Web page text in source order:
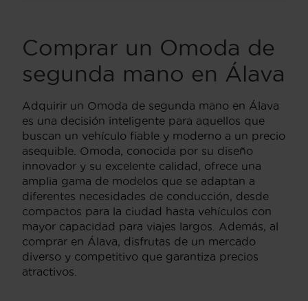
Comprar un Omoda de
segunda mano en Álava
Adquirir un Omoda de segunda mano en Álava
es una decisión inteligente para aquellos que
buscan un vehículo fiable y moderno a un precio
asequible. Omoda, conocida por su diseño
innovador y su excelente calidad, ofrece una
amplia gama de modelos que se adaptan a
diferentes necesidades de conducción, desde
compactos para la ciudad hasta vehículos con
mayor capacidad para viajes largos. Además, al
comprar en Álava, disfrutas de un mercado
diverso y competitivo que garantiza precios
atractivos.